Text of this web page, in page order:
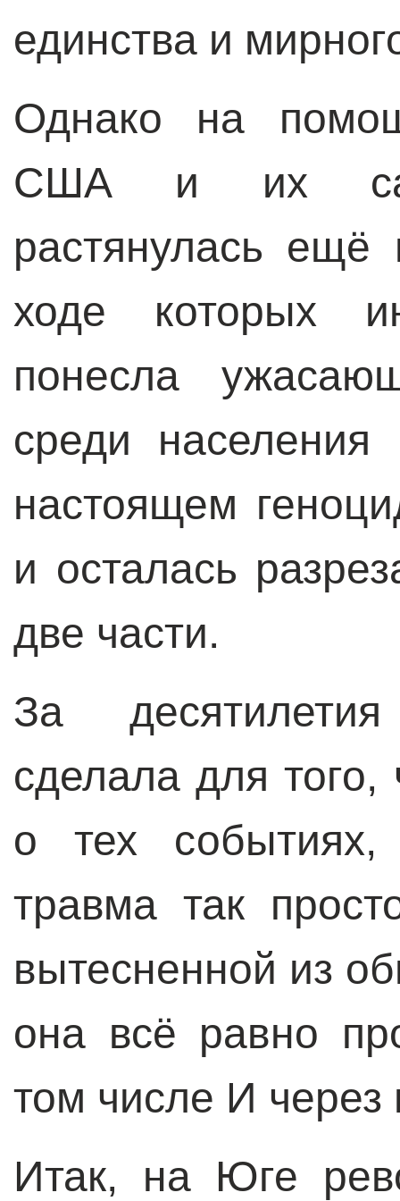
единства и
Однако на
США и их
растянулась ещё
ходе которых
понесла
среди населения
настоящем
и осталась
две части.
За
сделала для того,
о тех событиях,
травма так
вытесненной из
она всё равно
том числе И через
Итак, на Юге